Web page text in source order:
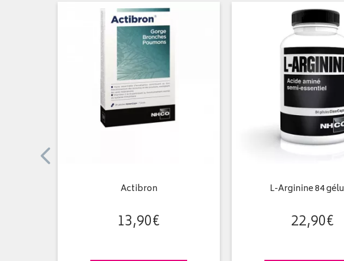
Actibron
13,90€
L-Arginine 84
22,90€